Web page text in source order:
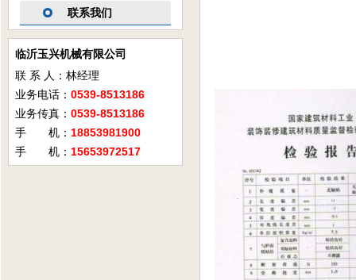
联系我们
临沂玉兴机械有限公司
联 系 人：林经理
业务电话： 0539-8513186
业务传真： 0539-8513186
手 机： 18853981900
手 机： 15653972517